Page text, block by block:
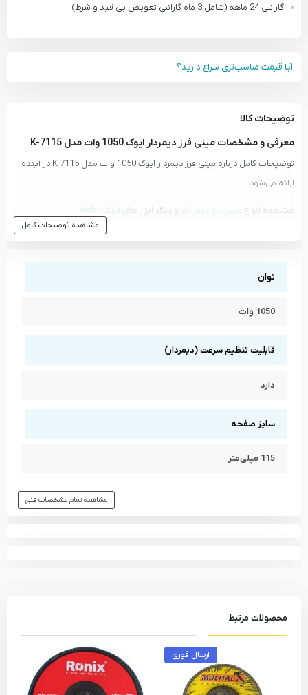
گارانتی 24 ماهه (شامل 3 ماه گارانتی تعویض بی قید و شرط)
آیا قیمت مناسب‌تری سراغ دارید؟
توضیحات کالا
معرفی و مشخصات مینی فرز دیمردار ایوک 1050 وات مدل K-7115
توضیحات کامل درباره مینی فرز دیمردار ایوک 1050 وات مدل K-7115 در آینده
ارائه می‌شود.
مشاهده انواع مینی فرز دیمر دار و دیگر ابزار های ایوک - Ivek
مشاهده توضیحات کامل
توان
1050 وات
قابلیت تنظیم سرعت (دیمردار)
دارد
سایز صفحه
115 میلی‌متر
مشاهده تمام مشخصات فنی
محصولات مرتبط
ارسال فوری